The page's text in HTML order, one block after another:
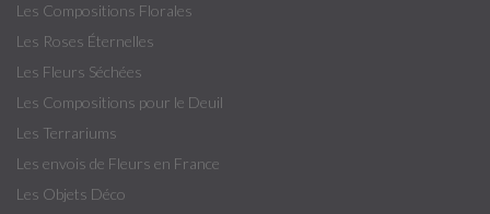
Les Compositions Florales
Les Roses Éternelles
Les Fleurs Séchées
Les Compositions pour le Deuil
Les Terrariums
Les envois de Fleurs en France
Les Objets Déco